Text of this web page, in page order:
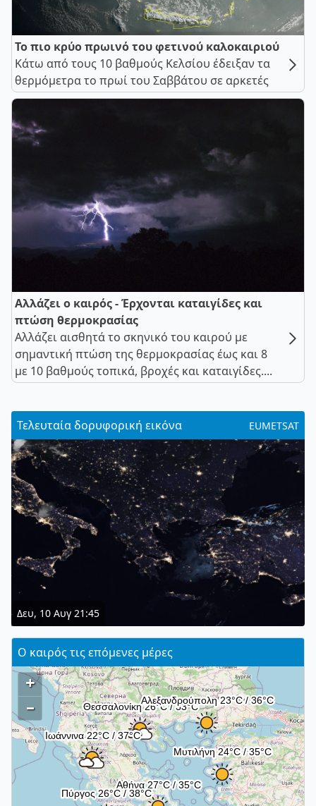
Το πιο κρύο πρωινό του φετινού καλοκαιριού
Κάτω από τους 10 βαθμούς Κελσίου έδειξαν τα
θερμόμετρα το πρωί του Σαββάτου σε αρκετές
Αλλάζει ο καιρός - Έρχονται καταιγίδες και
πτώση θερμοκρασίας
Αλλάζει αισθητά το σκηνικό του καιρού με
σημαντική πτώση της θερμοκρασίας έως και 8
με 10 βαθμούς τοπικά, βροχές και καταιγίδες....
Τελευταία δορυφορική εικόνα EUMETSAT
Δευ, 10 Αυγ 21:45
Ο καιρός τις επόμενες μέρες
+
–